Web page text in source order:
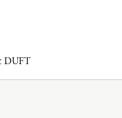
DUFT